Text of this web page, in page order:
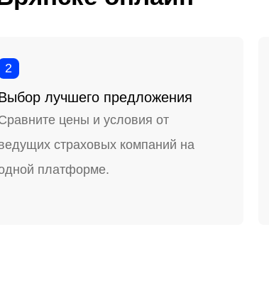
2
лучшего предложения
цены и условия от
страховых компаний на
платформе.